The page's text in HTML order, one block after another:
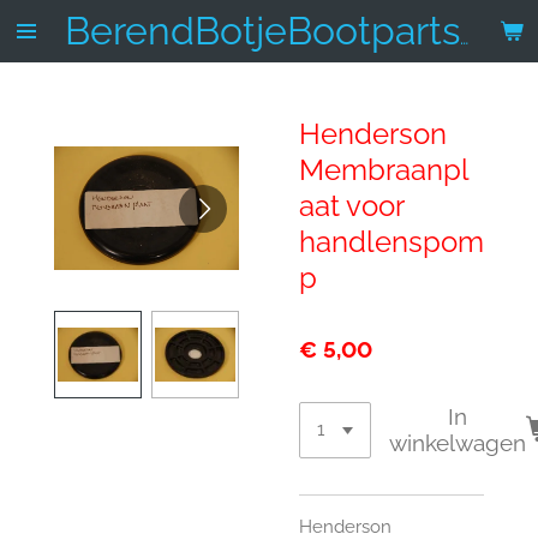
Ga
BerendBotjeBootparts.nl
Henderson
Membraanpl
aat voor
handlenspom
p
€ 5,00
In
winkelwagen
Henderson